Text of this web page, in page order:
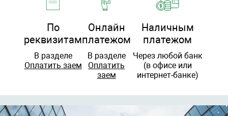
По
реквизитам
В разделе
Оплатить заем
Онлайн
платежом
В разделе
Оплатить
заем
Наличным
платежом
Через любой банк
(в офисе или
интернет-банке)